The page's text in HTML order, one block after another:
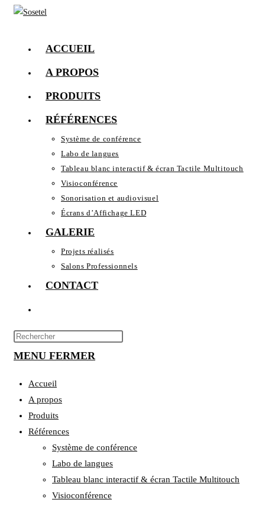
Skip
ACCUEIL
A PROPOS
PRODUITS
RÉFÉRENCES
Système de conférence
Labo de langues
Tableau blanc interactif & écran Tactile Multitouch
Visioconférence
Sonorisation et audiovisuel
Écrans d’Affichage LED
GALERIE
Projets réalisés
Salons Professionnels
CONTACT
WEBSITE
SEARCH
MENU FERMER
Accueil
A propos
Produits
Références
Système de conférence
Labo de langues
Tableau blanc interactif & écran Tactile Multitouch
Visioconférence